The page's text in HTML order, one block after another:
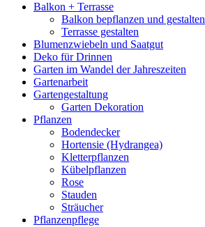
Balkon + Terrasse
Balkon bepflanzen und gestalten
Terrasse gestalten
Blumenzwiebeln und Saatgut
Deko für Drinnen
Garten im Wandel der Jahreszeiten
Gartenarbeit
Gartengestaltung
Garten Dekoration
Pflanzen
Bodendecker
Hortensie (Hydrangea)
Kletterpflanzen
Kübelpflanzen
Rose
Stauden
Sträucher
Pflanzenpflege